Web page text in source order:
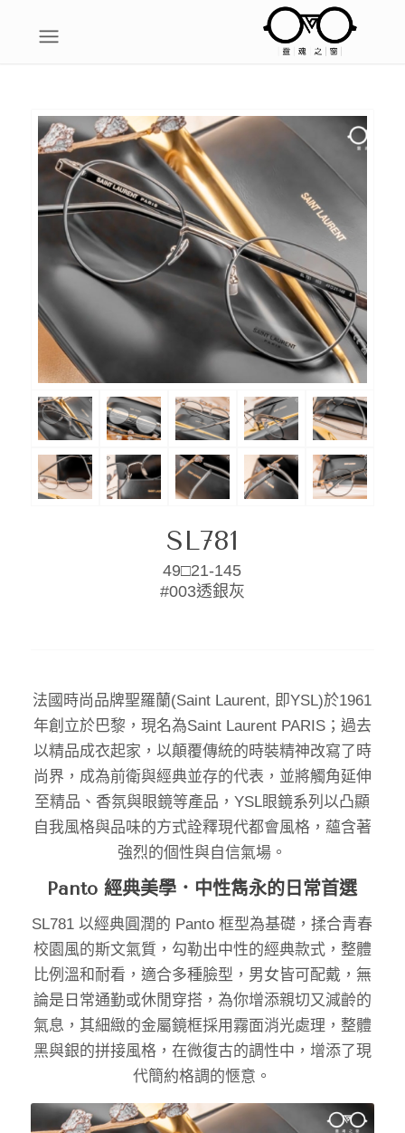
SL781
49□21-145
#003透銀灰
法國時尚品牌聖羅蘭(Saint Laurent, 即YSL)於1961
年創立於巴黎，現名為Saint Laurent PARIS；過去
以精品成衣起家，以顛覆傳統的時裝精神改寫了時
尚界，成為前衛與經典並存的代表，並將觸角延伸
至精品、香氛與眼鏡等產品，YSL眼鏡系列以凸顯
自我風格與品味的方式詮釋現代都會風格，蘊含著
強烈的個性與自信氣場。
Panto 經典美學．中性雋永的日常首選
SL781 以經典圓潤的 Panto 框型為基礎，揉合青春
校園風的斯文氣質，勾勒出中性的經典款式，整體
比例溫和耐看，適合多種臉型，男女皆可配戴，無
論是日常通勤或休閒穿搭，為你增添親切又減齡的
氣息，其細緻的金屬鏡框採用霧面消光處理，整體
黑與銀的拼接風格，在微復古的調性中，增添了現
代簡約格調的愜意。